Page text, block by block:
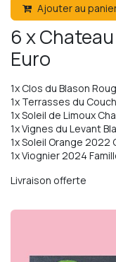
Ajouter au
6 x
Euro
1x Clos du Blason
1x Terrasses du
1x Soleil de Limoux
1x Vignes du Levant
1x Soleil Orange 2022
1x Viognier 2024
Livraison offerte